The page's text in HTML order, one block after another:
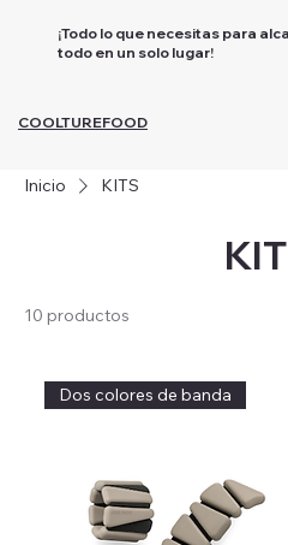
¡Todo lo que necesitas para
todo en un solo lugar!
COOLTUREFOOD
Inicio KITS
10 productos
Dos colores de banda